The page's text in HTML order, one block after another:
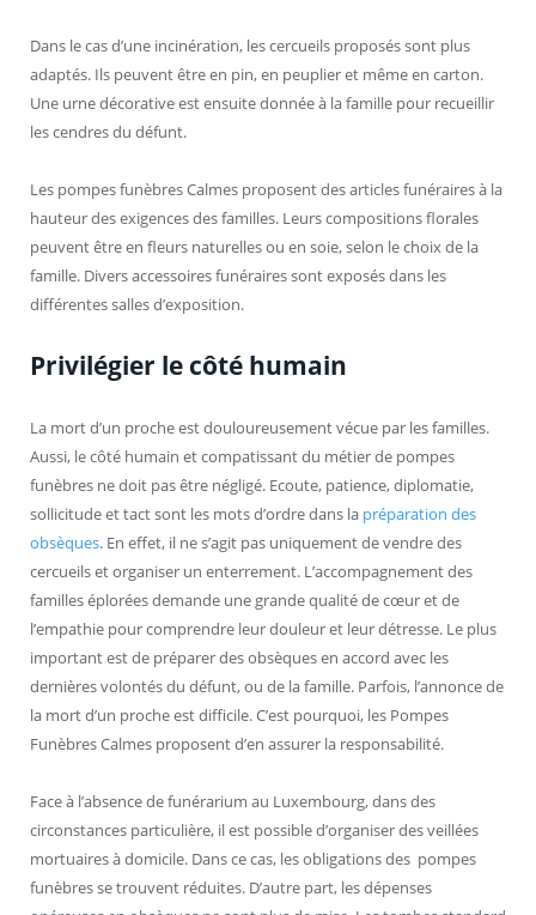
Dans le cas d’une incinération, les cercueils proposés sont plus
adaptés. Ils peuvent être en pin, en peuplier et même en carton.
Une urne décorative est ensuite donnée à la famille pour recueillir
les cendres du défunt.
Les pompes funèbres Calmes proposent des articles funéraires à la
hauteur des exigences des familles. Leurs compositions florales
peuvent être en fleurs naturelles ou en soie, selon le choix de la
famille. Divers accessoires funéraires sont exposés dans les
différentes salles d’exposition.
Privilégier le côté humain
La mort d’un proche est douloureusement vécue par les familles.
Aussi, le côté humain et compatissant du métier de pompes
funèbres ne doit pas être négligé. Ecoute, patience, diplomatie,
sollicitude et tact sont les mots d’ordre dans la préparation des
obsèques. En effet, il ne s’agit pas uniquement de vendre des
cercueils et organiser un enterrement. L’accompagnement des
familles éplorées demande une grande qualité de cœur et de
l’empathie pour comprendre leur douleur et leur détresse. Le plus
important est de préparer des obsèques en accord avec les
dernières volontés du défunt, ou de la famille. Parfois, l’annonce de
la mort d’un proche est difficile. C’est pourquoi, les Pompes
Funèbres Calmes proposent d’en assurer la responsabilité.
Face à l’absence de funérarium au Luxembourg, dans des
circonstances particulière, il est possible d’organiser des veillées
mortuaires à domicile. Dans ce cas, les obligations des pompes
funèbres se trouvent réduites. D’autre part, les dépenses